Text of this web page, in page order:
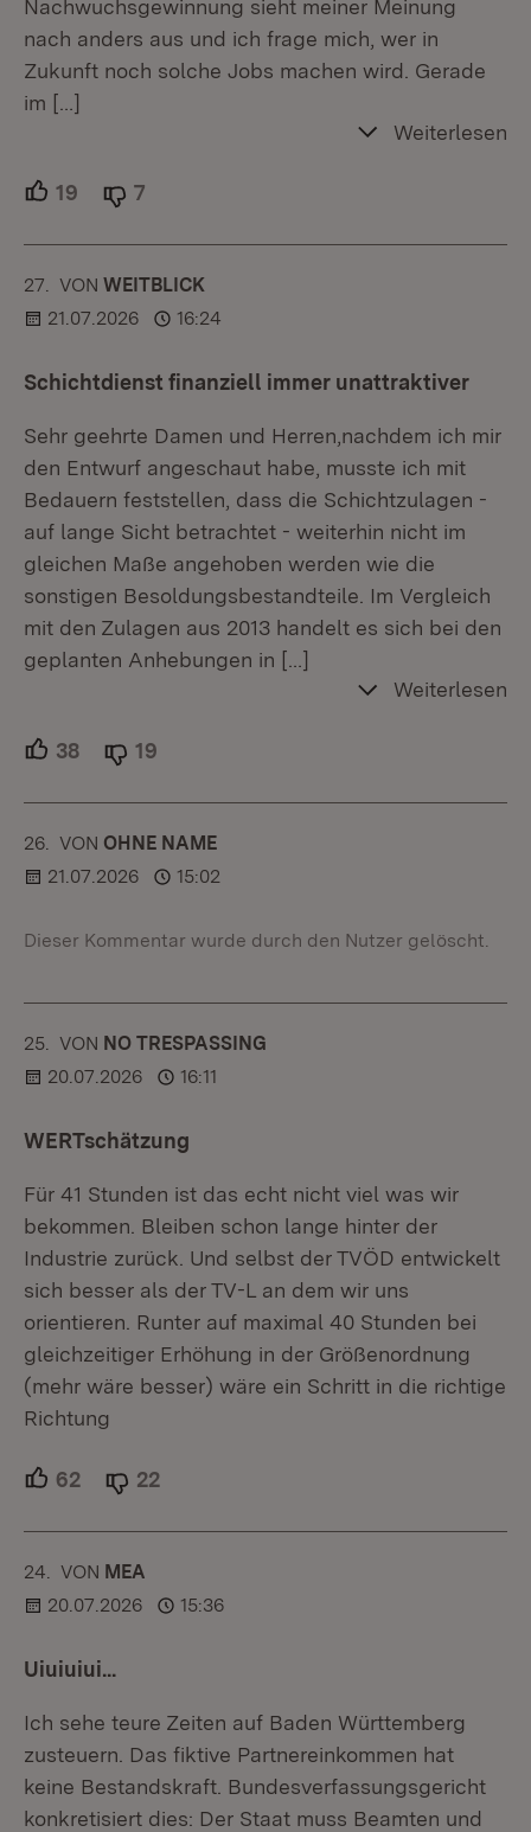
Nachwuchsgewinnung sieht meiner Meinung
nach anders aus und ich frage mich, wer in
Zukunft noch solche Jobs machen wird. Gerade
im […]
Weiterlesen
19 Unterstützer.
7
27. KOMMENTAR
VON :WEITBLICK
21.07.2026
16:24
Schichtdienst finanziell immer unattraktiver
Sehr geehrte Damen und Herren,nachdem ich mir
den Entwurf angeschaut habe, musste ich mit
Bedauern feststellen, dass die Schichtzulagen -
auf lange Sicht betrachtet - weiterhin nicht im
gleichen Maße angehoben werden wie die
sonstigen Besoldungsbestandteile. Im Vergleich
mit den Zulagen aus 2013 handelt es sich bei den
geplanten Anhebungen in […]
Weiterlesen
38 Unterstützer.
19
26. KOMMENTAR
VON :OHNE NAME
21.07.2026
15:02
Dieser Kommentar wurde durch den Nutzer gelöscht.
25. KOMMENTAR
VON :NO TRESPASSING
20.07.2026
16:11
WERTschätzung
Für 41 Stunden ist das echt nicht viel was wir
bekommen. Bleiben schon lange hinter der
Industrie zurück. Und selbst der TVÖD entwickelt
sich besser als der TV-L an dem wir uns
orientieren. Runter auf maximal 40 Stunden bei
gleichzeitiger Erhöhung in der Größenordnung
(mehr wäre besser) wäre ein Schritt in die richtige
Richtung
62 Unterstützer.
22
24. KOMMENTAR
VON :MEA
20.07.2026
15:36
Uiuiuiui...
Ich sehe teure Zeiten auf Baden Württemberg
zusteuern. Das fiktive Partnereinkommen hat
keine Bestandskraft. Bundesverfassungsgericht
konkretisiert dies: Der Staat muss Beamten und